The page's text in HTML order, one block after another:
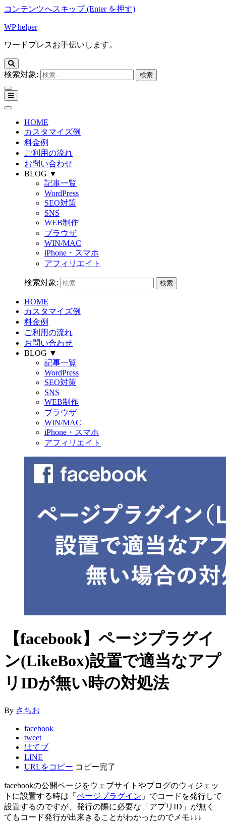
コンテンツへスキップ (Enter を押す)
WP helper
ワードプレスお手伝いします。
検索対象:
HOME
カスタマイズ例
料金例
ご利用の流れ
お問い合わせ
BLOG ▼
記事一覧
WordPress
SEO対策
SNS
WEB制作
ブラウザ
WIN/MAC
iPhone・スマホ
アフィリエイト
検索対象:
HOME
カスタマイズ例
料金例
ご利用の流れ
お問い合わせ
BLOG ▼
記事一覧
WordPress
SEO対策
SNS
WEB制作
ブラウザ
WIN/MAC
iPhone・スマホ
アフィリエイト
【facebook】ページプラグイ
ン(LikeBox)設置で適当なアプ
リIDが無い時の対処法
By さちお
facebook
tweet
はてブ
LINE
URLをコピー コピー完了
facebookの公開ページをウェブサイトやブログのウィジェッ
トに設置する時は「 ページプラグイン 」でコードを発行して
設置するのですが、発行の際に必要な「アプリID」が無く
てもコード発行が出来きることがわかったのでメモ↓↓↓